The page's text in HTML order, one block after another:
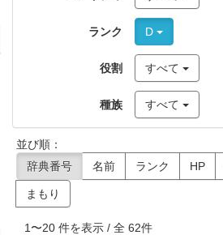
ランク D
役割 すべて
種族 すべて
並び順：
辞典番号
名前 ランク HP
まもり
1 〜20 件を表示 / 全 62件